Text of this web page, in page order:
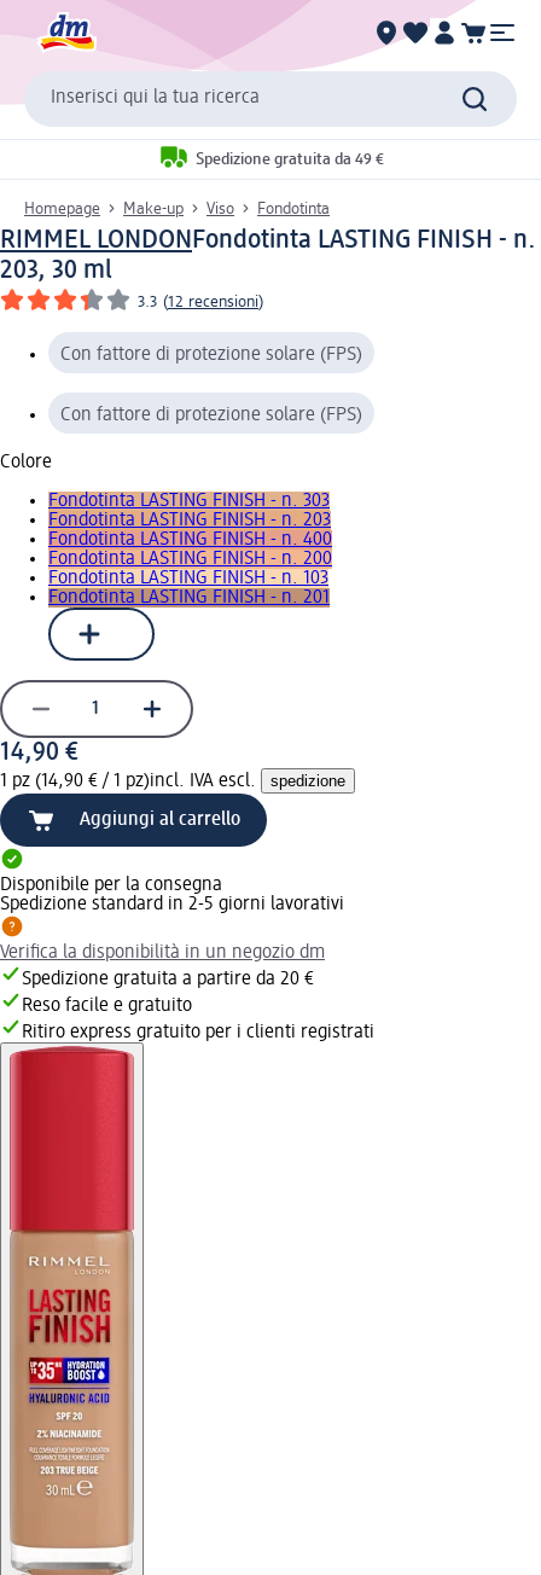
Inserisci qui la tua ricerca
Spedizione gratuita da 49 €
Homepage Make-up Viso Fondotinta
RIMMEL LONDONFondotinta LASTING FINISH - n.
203, 30 ml
3.3 (12 recensioni)
Con fattore di protezione solare (FPS)
Con fattore di protezione solare (FPS)
Colore
Fondotinta LASTING FINISH - n. 303
Fondotinta LASTING FINISH - n. 203
Fondotinta LASTING FINISH - n. 400
Fondotinta LASTING FINISH - n. 200
Fondotinta LASTING FINISH - n. 103
Fondotinta LASTING FINISH - n. 201
14,90 €
1 pz (14,90 € / 1 pz)incl. IVA escl. spedizione
Aggiungi al carrello
Disponibile per la consegna
Spedizione standard in 2-5 giorni lavorativi
Verifica la disponibilità in un negozio dm
Spedizione gratuita a partire da 20 €
Reso facile e gratuito
Ritiro express gratuito per i clienti registrati